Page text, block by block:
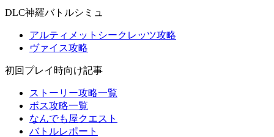
DLC神羅バトルシミュ
アルティメットシークレッツ攻略
ヴァイス攻略
初回プレイ時向け記事
ストーリー攻略一覧
ボス攻略一覧
なんでも屋クエスト
バトルレポート